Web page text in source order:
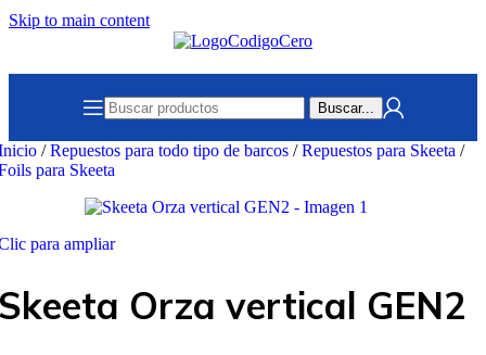
Skip to main content
Buscar...
/ Repuestos para todo tipo de barcos / Repuestos para Skeeta /
para Skeeta
para ampliar
Orza vertical GEN2